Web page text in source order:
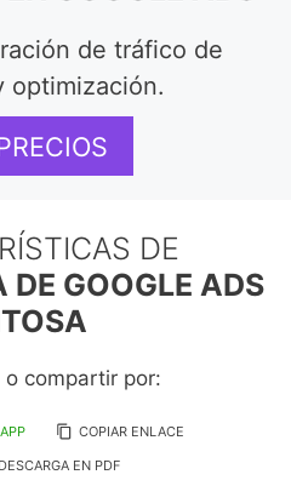
de tráfico de
optimización.
DE
GOOGLE ADS
compartir por:
COPIAR ENLACE
EN PDF